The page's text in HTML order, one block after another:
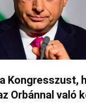
Kongresszust,
Orbánnal való